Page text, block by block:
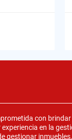
con brindar
en la
gestionar inmuebles,